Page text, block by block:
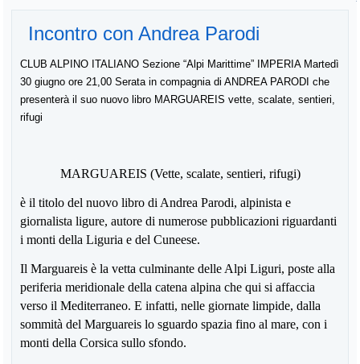
Incontro con Andrea Parodi
CLUB ALPINO ITALIANO Sezione “Alpi Marittime” IMPERIA Martedì
30 giugno ore 21,00 Serata in compagnia di ANDREA PARODI che
presenterà il suo nuovo libro MARGUAREIS vette, scalate, sentieri,
rifugi
MARGUAREIS (Vette, scalate, sentieri, rifugi)
è il titolo del nuovo libro di Andrea Parodi, alpinista e
giornalista ligure, autore di numerose pubblicazioni riguardanti
i monti della Liguria e del Cuneese.
Il Marguareis è la vetta culminante delle Alpi Liguri, poste alla
periferia meridionale della catena alpina che qui si affaccia
verso il Mediterraneo. E infatti, nelle giornate limpide, dalla
sommità del Marguareis lo sguardo spazia fino al mare, con i
monti della Corsica sullo sfondo.